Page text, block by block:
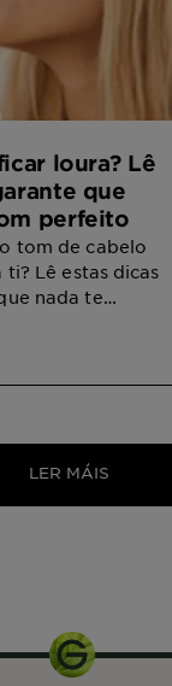
loura? Lê
que
perfeito
tom de cabelo
Lê estas dicas
nada te
de ti.
LER MÁIS